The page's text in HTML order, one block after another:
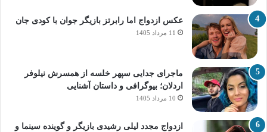
عکس ازدواج اما رابرتز بازیگر جوان با کودی جان
11 مرداد 1405
ماجرای جدایی سپهر خلسه از همسرش نیلوفر
اردلان؛ بیوگرافی و داستان آشنایی
10 مرداد 1405
ازدواج مجدد لیلی رشیدی بازیگر و گوینده سینما و